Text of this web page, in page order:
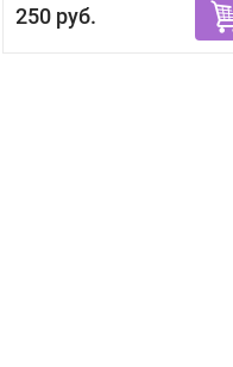
250 руб.